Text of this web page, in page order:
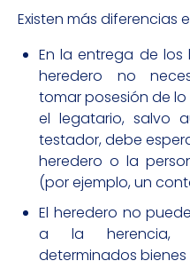
Existen más diferencias
En la entrega de los
heredero no
tomar posesión de
el legatario, salvo
testador, debe
heredero o la
(por ejemplo, un
El heredero no
a la herencia,
determinados